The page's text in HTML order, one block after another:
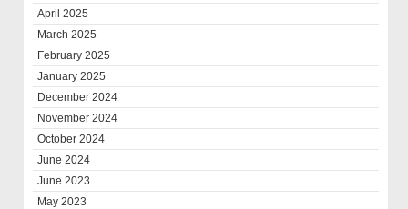
April 2025
March 2025
February 2025
January 2025
December 2024
November 2024
October 2024
June 2024
June 2023
May 2023